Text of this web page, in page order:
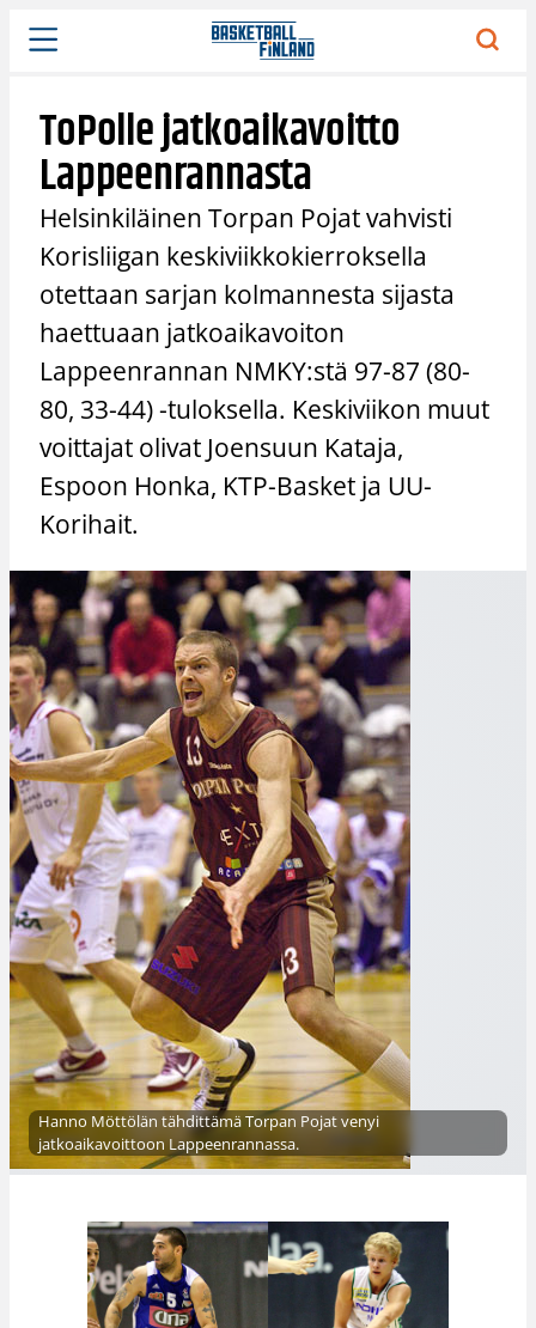
Siirry
sisältöön
ToPolle jatkoaikavoitto
Lappeenrannasta
Helsinkiläinen Torpan Pojat vahvisti
Korisliigan keskiviikkokierroksella
otettaan sarjan kolmannesta sijasta
haettuaan jatkoaikavoiton
Lappeenrannan NMKY:stä 97-87 (80-
80, 33-44) -tuloksella. Keskiviikon muut
voittajat olivat Joensuun Kataja,
Espoon Honka, KTP-Basket ja UU-
Korihait.
Hanno Möttölän tähdittämä Torpan Pojat venyi
jatkoaikavoittoon Lappeenrannassa.